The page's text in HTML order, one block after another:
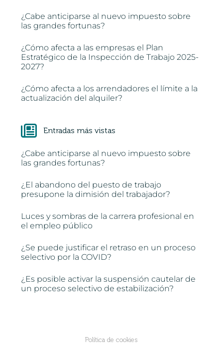
¿Cabe anticiparse al nuevo impuesto sobre
las grandes fortunas?
¿Cómo afecta a las empresas el Plan
Estratégico de la Inspección de Trabajo 2025-
2027?
¿Cómo afecta a los arrendadores el límite a la
actualización del alquiler?
Entradas más vistas
¿Cabe anticiparse al nuevo impuesto sobre
las grandes fortunas?
¿El abandono del puesto de trabajo
presupone la dimisión del trabajador?
Luces y sombras de la carrera profesional en
el empleo público
¿Se puede justificar el retraso en un proceso
selectivo por la COVID?
¿Es posible activar la suspensión cautelar de
un proceso selectivo de estabilización?
Política de cookies